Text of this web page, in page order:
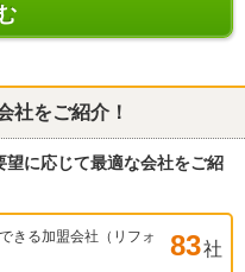
社をご紹介！
に応じて最適な会社をご紹
きる加盟会社（リフォ
83社